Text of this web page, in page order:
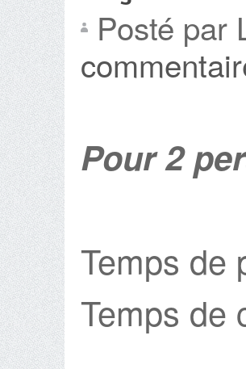
Posté par
Pour 2
Temps de
Temps de